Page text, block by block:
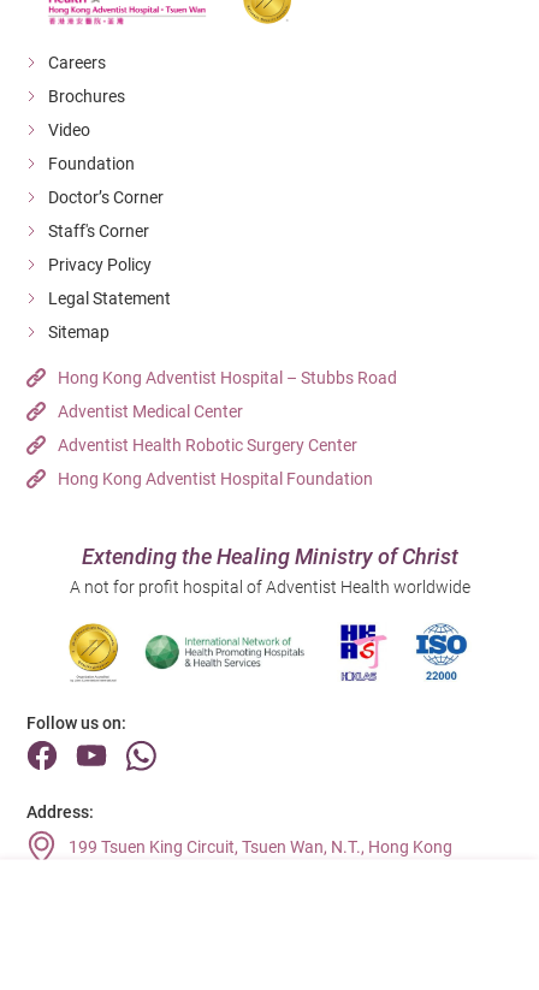
Careers
Brochures
Video
Foundation
Doctor’s Corner
Staff's Corner
Privacy Policy
Legal Statement
Sitemap
Hong Kong Adventist Hospital – Stubbs Road
Adventist Medical Center
Adventist Health Robotic Surgery Center
Hong Kong Adventist Hospital Foundation
Extending the Healing Ministry of Christ
A not for profit hospital of Adventist Health worldwide
Follow us on:
Address:
199 Tsuen King Circuit, Tsuen Wan, N.T., Hong Kong